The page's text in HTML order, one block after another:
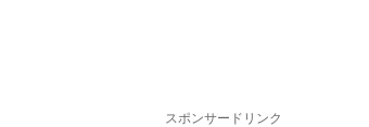
スポンサードリンク